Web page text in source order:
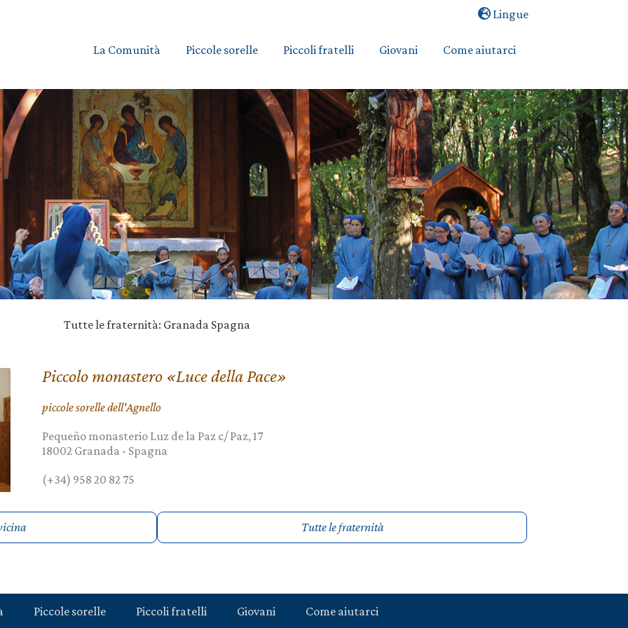
Lingue
La Comunità Piccole sorelle Piccoli fratelli Giovani Come aiutarci
Tutte le fraternità: Granada Spagna
Piccolo monastero «Luce della Pace»
piccole sorelle dell'Agnello
Pequeño monasterio Luz de la Paz c/ Paz, 17
18002 Granada - Spagna
(+34) 958 20 82 75
Tutte le fraternità
Piccole sorelle Piccoli fratelli Giovani Come aiutarci